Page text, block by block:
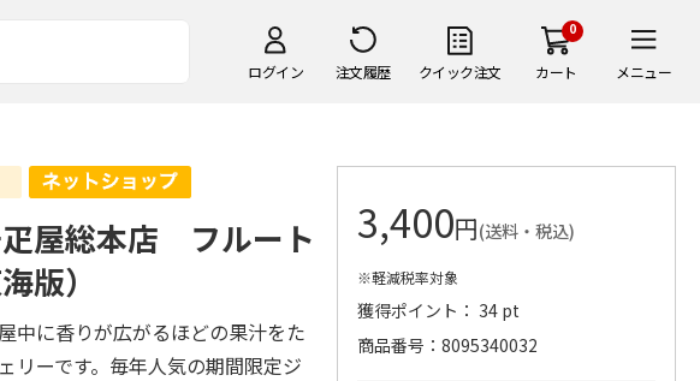
ログイン 注文履歴 クイック注文
0
カート メニュー
屋総本店 フルート
版）
中に香りが広がるほどの果汁をた
リーです。毎年人気の期間限定ジ
3,400円(送料・税込)
※軽減税率対象
獲得ポイント： 34 pt
商品番号
8095340032